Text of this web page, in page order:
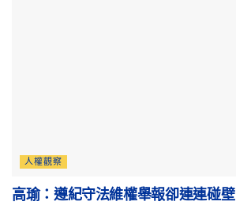
人權觀察
高瑜：遵紀守法維權舉報卻連連碰壁